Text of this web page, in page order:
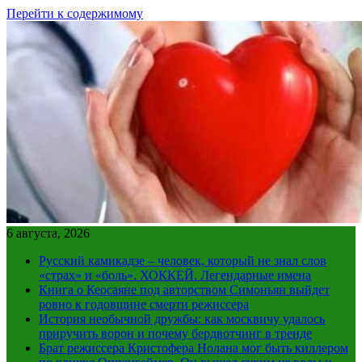
Перейти к содержимому
6 августа, 2026
Русский камикадзе – человек, который не знал слов
«страх» и «боль». ХОККЕЙ. Легендарные имена
Книга о Кеосаяне под авторством Симоньян выйдет
ровно к годовщине смерти режиссера
История необычной дружбы: как москвичу удалось
приручить ворон и почему бердвотчинг в тренде
Брат режиссера Кристофера Нолана мог быть киллером